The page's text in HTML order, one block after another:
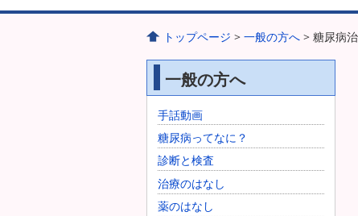
トップページ >一般の方へ > 糖尿病
一般の方へ
手話動画
糖尿病ってなに？
診断と検査
治療のはなし
薬のはなし